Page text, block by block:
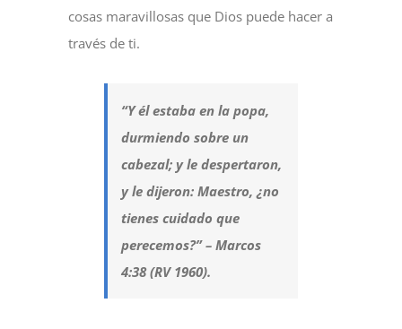
cosas maravillosas que Dios puede hacer a
través de ti.
“Y él estaba en la popa,
durmiendo sobre un
cabezal; y le despertaron,
y le dijeron: Maestro, ¿no
tienes cuidado que
perecemos?” – Marcos
4:38 (RV 1960).